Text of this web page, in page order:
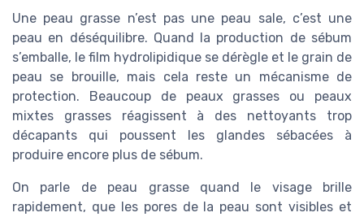
Une peau grasse n’est pas une peau sale, c’est une
peau en déséquilibre. Quand la production de sébum
s’emballe, le film hydrolipidique se dérègle et le grain de
peau se brouille, mais cela reste un mécanisme de
protection. Beaucoup de peaux grasses ou peaux
mixtes grasses réagissent à des nettoyants trop
décapants qui poussent les glandes sébacées à
produire encore plus de sébum.
On parle de peau grasse quand le visage brille
rapidement, que les pores de la peau sont visibles et